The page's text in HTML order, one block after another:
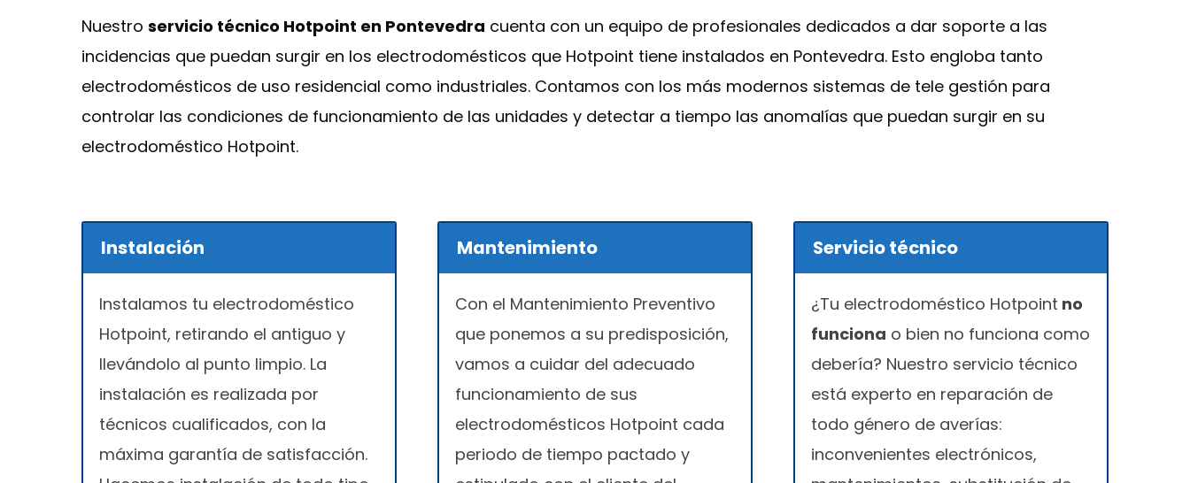
Nuestro servicio técnico Hotpoint en Pontevedra cuenta con un equipo de profesionales dedicados a dar soporte a las
incidencias que puedan surgir en los electrodomésticos que Hotpoint tiene instalados en Pontevedra. Esto engloba tanto
electrodomésticos de uso residencial como industriales. Contamos con los más modernos sistemas de tele gestión para
controlar las condiciones de funcionamiento de las unidades y detectar a tiempo las anomalías que puedan surgir en su
electrodoméstico Hotpoint.
Instalación
Instalamos tu electrodoméstico
Hotpoint, retirando el antiguo y
llevándolo al punto limpio. La
instalación es realizada por
técnicos cualificados, con la
máxima garantía de satisfacción.
Mantenimiento
Con el Mantenimiento Preventivo
que ponemos a su predisposición,
vamos a cuidar del adecuado
funcionamiento de sus
electrodomésticos Hotpoint cada
periodo de tiempo pactado y
Servicio técnico
¿Tu electrodoméstico Hotpoint no
funciona o bien no funciona como
debería? Nuestro servicio técnico
está experto en reparación de
todo género de averías:
inconvenientes electrónicos,